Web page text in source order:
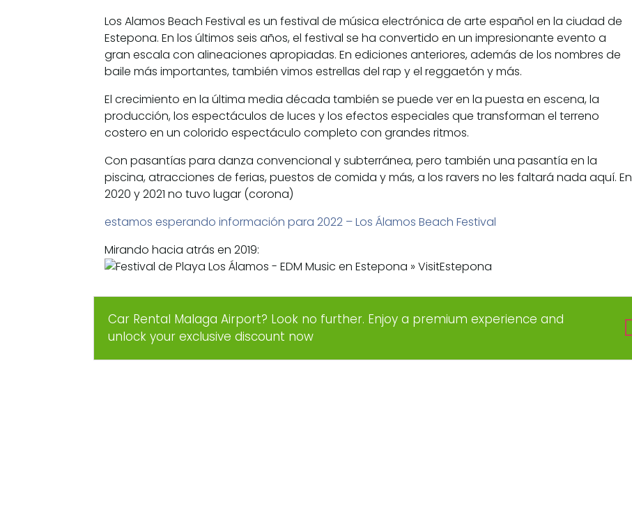
Los Alamos Beach Festival es un festival de música electrónica de arte español en la ciudad de
Estepona. En los últimos seis años, el festival se ha convertido en un impresionante evento a
gran escala con alineaciones apropiadas. En ediciones anteriores, además de los nombres de
baile más importantes, también vimos estrellas del rap y el reggaetón y más.
El crecimiento en la última media década también se puede ver en la puesta en escena, la
producción, los espectáculos de luces y los efectos especiales que transforman el terreno
costero en un colorido espectáculo completo con grandes ritmos.
Con pasantías para danza convencional y subterránea, pero también una pasantía en la
piscina, atracciones de ferias, puestos de comida y más, a los ravers no les faltará nada aquí. En
2020 y 2021 no tuvo lugar (corona)
estamos esperando información para 2022 – Los Álamos Beach Festival
Mirando hacia atrás en 2019:
Car Rental Malaga Airport? Look no further. Enjoy a premium experience and
unlock your exclusive discount now